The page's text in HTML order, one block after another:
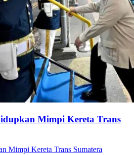
Mimpi Kereta Trans
Mimpi Kereta Trans Sumatera